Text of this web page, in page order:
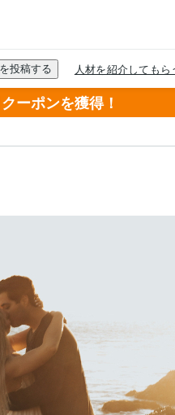
ーポンを獲得！